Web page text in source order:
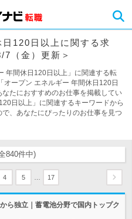
120日以上に関する求
7（金）更新＞
年間休日120日以上」に関連する転
ープン エネルギー 年間休日120日
たにおすすめのお仕事を掲載してい
日以上」に関連するキーワードから
、あなたにぴったりのお仕事を見つ
840件中)
4 5 17
ら独立｜蓄電池分野で国内トップク